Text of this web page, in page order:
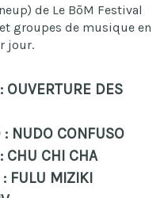
de Le BōM Festival
groupes de musique en
jour.
OUVERTURE DES
NUDO CONFUSO
CHU CHI CHA
FULU MIZIKI